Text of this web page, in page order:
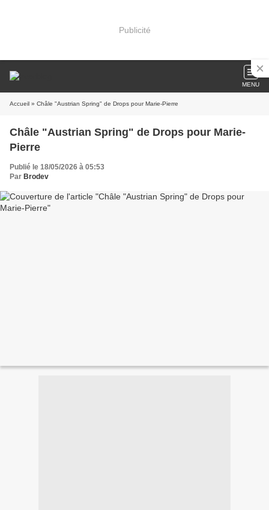
Publicité
MENU
Accueil » Châle "Austrian Spring" de Drops pour Marie-Pierre
Châle "Austrian Spring" de Drops pour Marie-
Pierre
Publié le 18/05/2026 à 05:53
Par Brodev